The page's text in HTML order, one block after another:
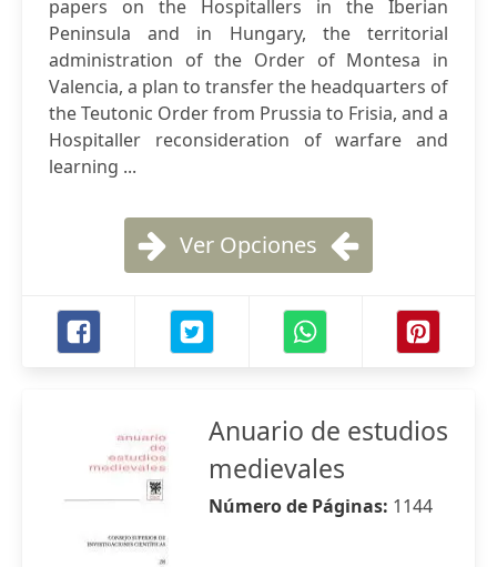
papers on the Hospitallers in the Iberian
Peninsula and in Hungary, the territorial
administration of the Order of Montesa in
Valencia, a plan to transfer the headquarters of
the Teutonic Order from Prussia to Frisia, and a
Hospitaller reconsideration of warfare and
learning ...
Ver Opciones
Anuario de estudios
medievales
Número de Páginas: 1144